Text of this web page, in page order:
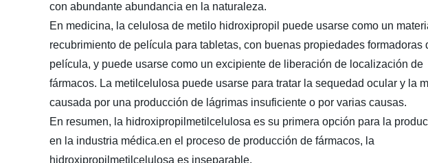
con abundante abundancia en la naturaleza.
En medicina, la celulosa de metilo hidroxipropil puede usarse como un
recubrimiento de película para tabletas, con buenas propiedades formadoras
película, y puede usarse como un excipiente de liberación de localización de
fármacos. La metilcelulosa puede usarse para tratar la sequedad ocular y la
causada por una producción de lágrimas insuficiente o por varias causas.
En resumen, la hidroxipropilmetilcelulosa es su primera opción para la
en la industria médica.en el proceso de producción de fármacos, la
hidroxipropilmetilcelulosa es inseparable.